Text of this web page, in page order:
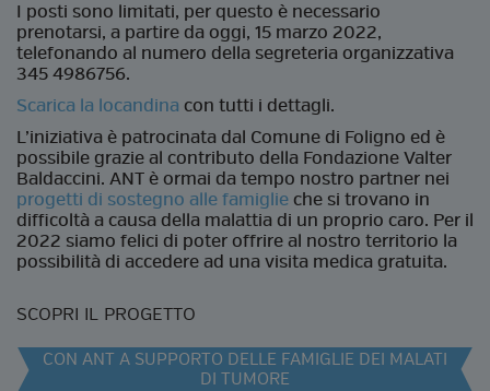
I posti sono limitati, per questo è necessario
prenotarsi, a partire da oggi, 15 marzo 2022,
telefonando al numero della segreteria organizzativa
345 4986756.
Scarica la locandina con tutti i dettagli.
L’iniziativa è patrocinata dal Comune di Foligno ed è
possibile grazie al contributo della Fondazione Valter
Baldaccini. ANT è ormai da tempo nostro partner nei
progetti di sostegno alle famiglie che si trovano in
difficoltà a causa della malattia di un proprio caro. Per il
2022 siamo felici di poter offrire al nostro territorio la
possibilità di accedere ad una visita medica gratuita.
SCOPRI IL PROGETTO
CON ANT A SUPPORTO DELLE FAMIGLIE DEI MALATI
DI TUMORE